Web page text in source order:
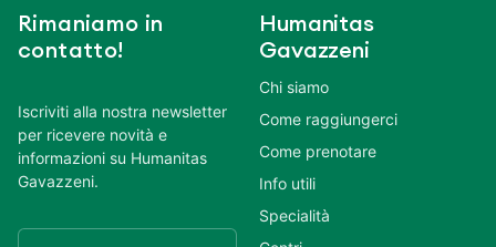
Rimaniamo in
contatto!
Iscriviti alla nostra newsletter
per ricevere novità e
informazioni su Humanitas
Gavazzeni.
Humanitas
Gavazzeni
Chi siamo
Come raggiungerci
Come prenotare
Info utili
Specialità